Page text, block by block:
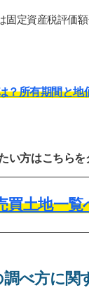
固定資産税評価
？所有期間と地
い方はこちら
買土地一覧
べ方に関